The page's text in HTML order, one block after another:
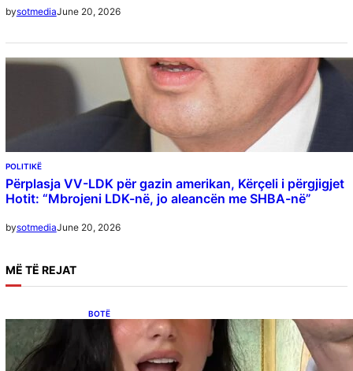
bysotmediaJune 20, 2026
POLITIKË
Përplasja VV-LDK për gazin amerikan, Kërçeli i përgjigjet
Hotit: “Mbrojeni LDK-në, jo aleancën me SHBA-në”
bysotmediaJune 20, 2026
MË TË REJAT
BOTË
Besnik Qaka rrëfen atmosferën në dasmën e
Dua Lipës: “Një event gjigant me emra
botërorë”